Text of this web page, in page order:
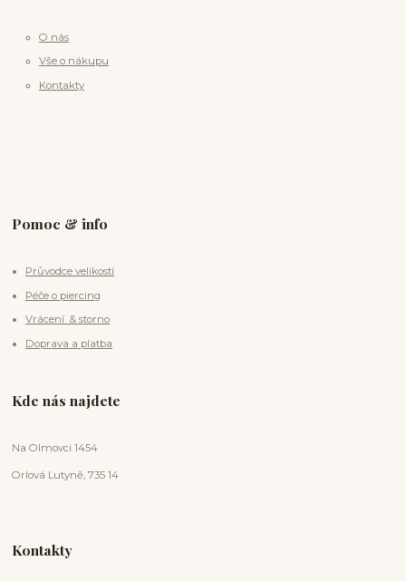
O nás
Vše o nákupu
Kontakty
Pomoc & info
Průvodce velikostí
Péče o piercing
Vrácení & storno
Doprava a platba
Kde nás najdete
Na Olmovci 1454
Orlová Lutyně, 735 14
Kontakty